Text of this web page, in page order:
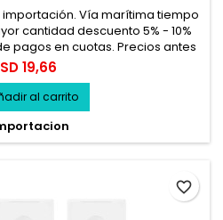
importación. Vía marítima tiempo
cantidad descuento 5% - 10%
pagos en cuotas. Precios antes
100% seguro.
19,66
al carrito
favorite_border